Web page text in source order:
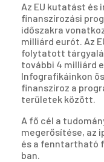
Az EU kutatást
finanszírozási
időszakra
milliárd eurót. Az
folytatott
további 4 milliárd
Infografikáinkon
finanszíroz a
területek között.
A fő cél a
megerősítése, az
és a fenntartható
ban.